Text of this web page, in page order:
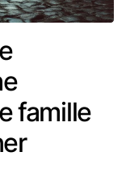
famille